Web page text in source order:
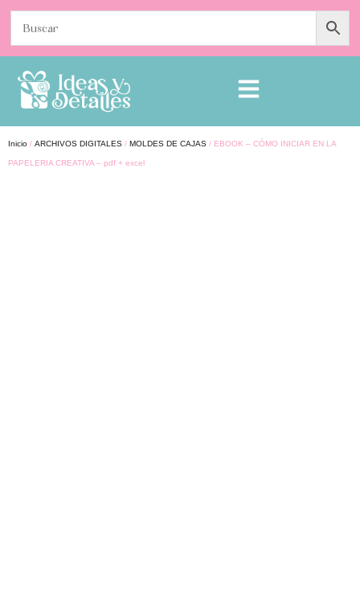
Inicio / ARCHIVOS DIGITALES / MOLDES DE CAJAS / EBOOK – CÓMO INICIAR EN LA
PAPELERIA CREATIVA – pdf + excel